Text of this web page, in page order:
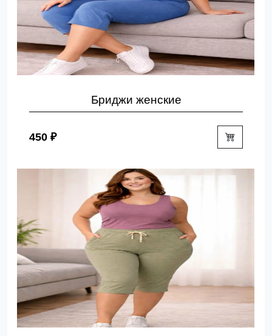
Бриджи женские
450 ₽